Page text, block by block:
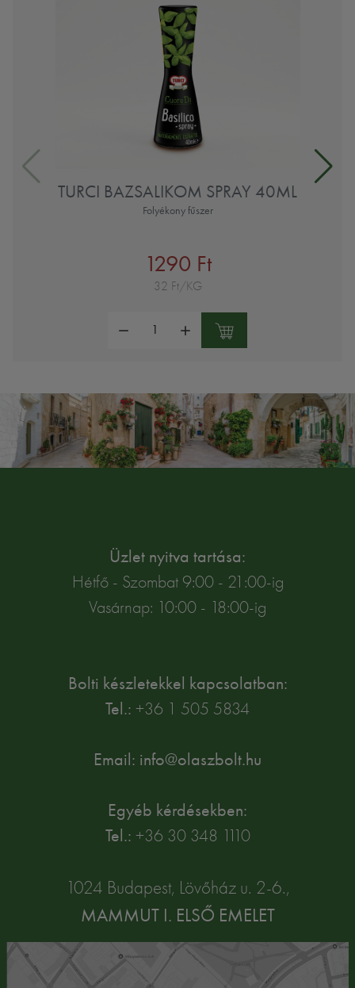
TURCI BAZSALIKOM SPRAY 40ML
Folyékony fűszer
1290 Ft
32 Ft/KG
Üzlet nyitva tartása:
Hétfő - Szombat 9:00 - 21:00-ig
Vasárnap: 10:00 - 18:00-ig
Bolti készletekkel kapcsolatban:
Tel.: +36 1 505 5834
Email: info@olaszbolt.hu
Egyéb kérdésekben:
Tel.: +36 30 348 1110
1024 Budapest, Lövőház u. 2-6.,
MAMMUT I. ELSŐ EMELET